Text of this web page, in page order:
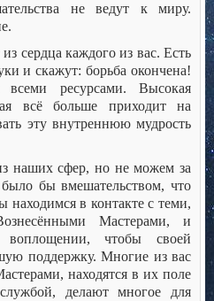
не ведут к миру.
сердца каждого из вас. Есть
и скажут: борьба окончена!
ресурсами. Высокая
всё больше приходит на
эту внутреннюю мудрость
наших сфер, но не можем за
бы вмешательством, что
в контакте с теми,
Мастерами, и
воплощении, чтобы своей
поддержку. Многие из вас
находятся в их поле
делают многое для